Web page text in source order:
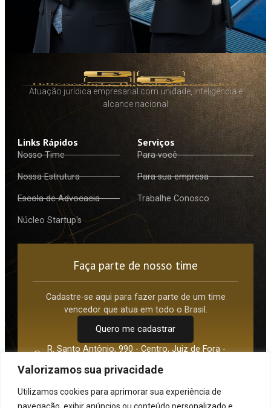
Valorizamos sua privacidade
Utilizamos cookies para aprimorar sua experiência de
navegação, exibir anúncios ou conteúdo personalizado e
Atuação jurídica empresarial com unidade, inteligência e
alcance nacional
Links Rápidos
Nosso Time
Nossa Estrutura
Escola de Advocacia
Núcleo Startup's
Serviços
Para você
Para sua empresa
Trabalhe Conosco
Faça parte de nosso time
Cadastre-se aqui para fazer parte de um time
vencedor que atua em todo o Brasil.
Quero me cadastrar
R. Santo Antônio, 990 - Centro, Juiz de Fora -
Av. Paulista, 1842 Torre Norte - São Paulo - SP,
01310-945
(32) 3217-0785